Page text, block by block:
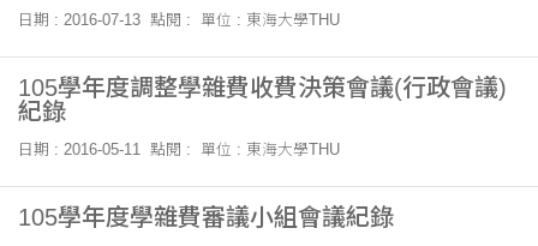
日期 : 2016-07-13 點閱 : 單位 : 東海大學THU
105學年度調整學雜費收費決策會議(行政會議)
紀錄
日期 : 2016-05-11 點閱 : 單位 : 東海大學THU
105學年度學雜費審議小組會議紀錄